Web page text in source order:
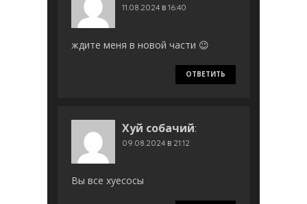
11.08.2024 в 16:40
ждите меня в новой части 😉
ОТВЕТИТЬ
Хуй собачий:
09.08.2024 в 21:12
Вы все хуесосы